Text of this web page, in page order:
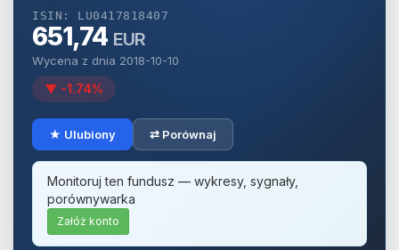
ISIN: LU0417818407
651,74 EUR
Wycena z dnia 2018-10-10
▼ -1.74%
★ Ulubiony ⇄ Porównaj
Monitoruj ten fundusz — wykresy, sygnały,
porównywarka
Załóż konto